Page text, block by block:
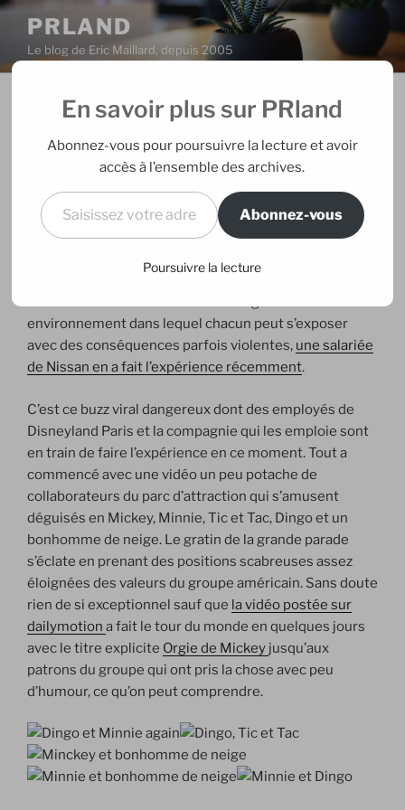
Aller
contenu
principal
PRLAND
Le blog de Eric Maillard, depuis 2005
PUBLIÉ
29/10/2006PARERIC
Buzz négatif chez Disney et
sanction pour les employés
Dans le monde web 2.0, le buzz est souvent drôle,
puissant, extrêmement positif pour les marques, qu’il
soit calculé ou pas. Mais on le sait depuis l’affaire de
environnement dans lequel chacun peut s’exposer
avec des conséquences parfois violentes, une salariée
de Nissan en a fait l’expérience récemment.
C’est ce buzz viral dangereux dont des employés de
Disneyland Paris et la compagnie qui les emploie sont
en train de faire l’expérience en ce moment. Tout a
commencé avec une vidéo un peu potache de
collaborateurs du parc d’attraction qui s’amusent
déguisés en Mickey, Minnie, Tic et Tac, Dingo et un
bonhomme de neige. Le gratin de la grande parade
s’éclate en prenant des positions scabreuses assez
éloignées des valeurs du groupe américain. Sans doute
rien de si exceptionnel sauf que la vidéo postée sur
dailymotion a fait le tour du monde en quelques jours
avec le titre explicite Orgie de Mickey jusqu’aux
patrons du groupe qui ont pris la chose avec peu
d’humour, ce qu’on peut comprendre.
En savoir plus sur PRland
Abonnez-vous pour poursuivre la lecture et avoir
accès à l’ensemble des archives.
Saisissez votre adresse e-mail…
Abonnez-vous
Poursuivre la lecture